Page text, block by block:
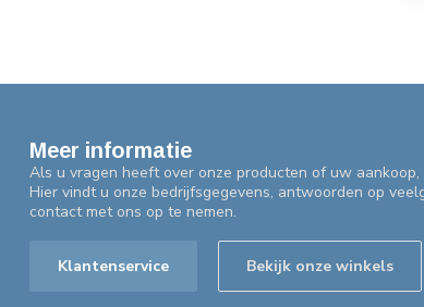
Meer informatie
Als u vragen heeft over onze producten of uw
Hier vindt u onze bedrijfsgegevens, antwoorden op
contact met ons op te nemen.
Klantenservice Bekijk onze winkels